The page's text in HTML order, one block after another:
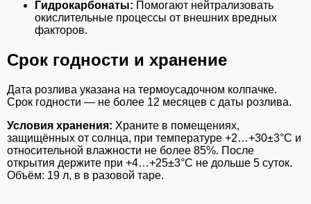
Гидрокарбонаты: Помогают нейтрализовать
окислительные процессы от внешних вредных
факторов.
Срок годности и хранение
Дата розлива указана на термоусадочном колпачке.
Срок годности — не более 12 месяцев с даты розлива.
Условия хранения: Храните в помещениях,
защищённых от солнца, при температуре +2…+30±3°C и
относительной влажности не более 85%. После
открытия держите при +4…+25±3°C не дольше 5 суток.
Объём: 19 л, в в разовой таре.